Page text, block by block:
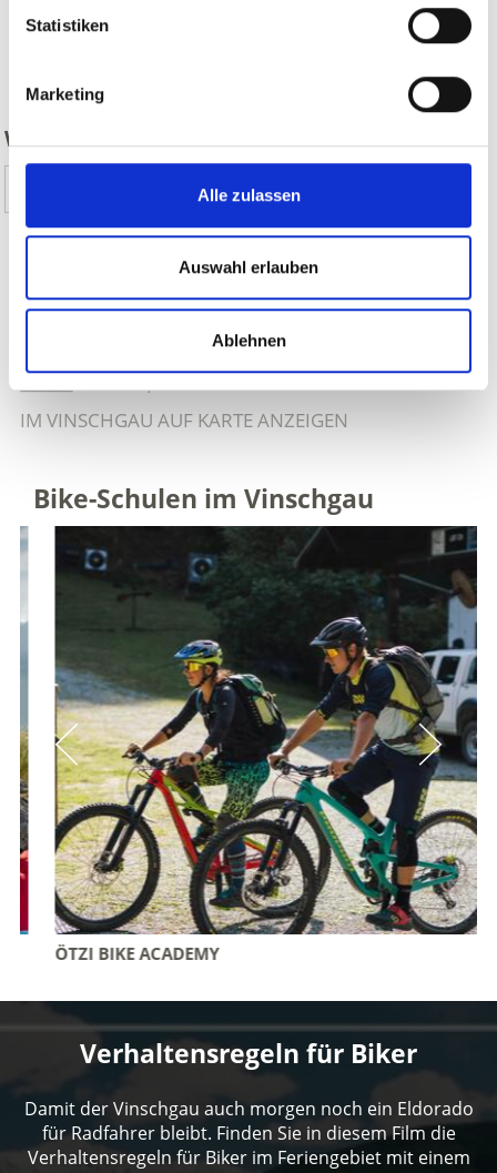
Statistiken
Marketing
Alle zulassen
Auswahl erlauben
Ablehnen
WAR DER INHALT FÜR SIE HILFREICH?
VINSCHGAU AUF KARTE ANZEIGEN
ALMEN, BUSCHENSCHÄNKE & HOFSCHÄNKE
IM VINSCHGAU AUF KARTE ANZEIGEN
Bike-Schulen im Vinschgau
ÖTZI BIKE ACADEMY
Verhaltensregeln für Biker
Damit der Vinschgau auch morgen noch ein Eldorado
für Radfahrer bleibt. Finden Sie in diesem Film die
Verhaltensregeln für Biker im Feriengebiet mit einem